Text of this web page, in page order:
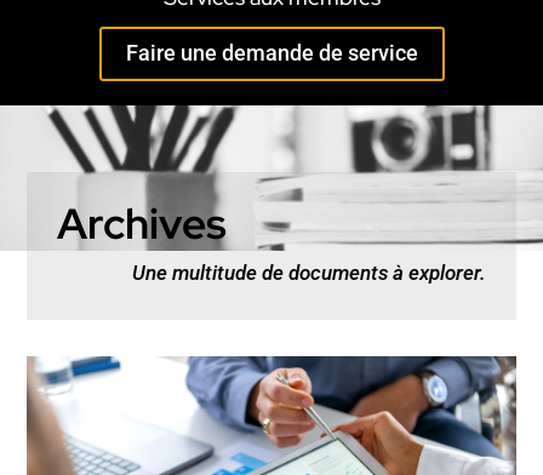
Faire une demande de service
Archives
Une multitude de documents à explorer.